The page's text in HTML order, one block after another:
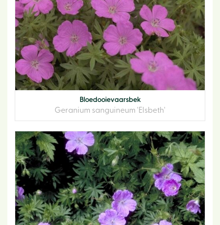
Bloedooievaarsbek
Geranium sanguineum 'Elsbeth'